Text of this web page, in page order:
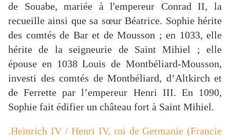
de Souabe, mariée à l'empereur Conrad II, la
recueille ainsi que sa sœur Béatrice. Sophie hérite
des comtés de Bar et de Mousson ; en 1033, elle
hérite de la seigneurie de Saint Mihiel ; elle
épouse en 1038 Louis de Montbéliard-Mousson,
investi des comtés de Montbéliard, d’Altkirch et
de Ferrette par l’empereur Henri III. En 1090,
Sophie fait édifier un château fort à Saint Mihiel.
.Heinrich IV / Henri IV, roi de Germanie (Francie